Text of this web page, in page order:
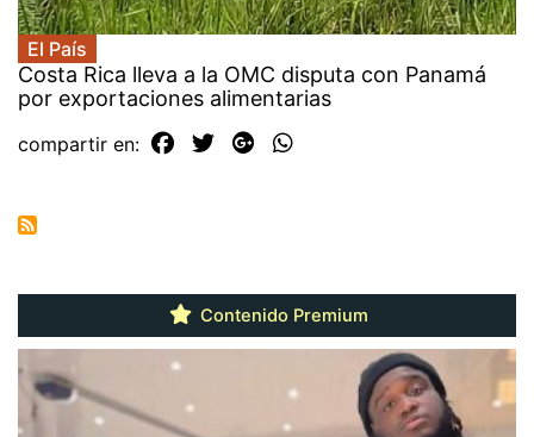
El País
Costa Rica lleva a la OMC disputa con Panamá
por exportaciones alimentarias
compartir en:
Contenido Premium